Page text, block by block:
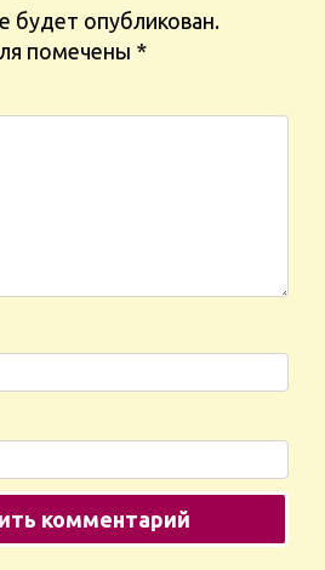
будет опубликован.
помечены *